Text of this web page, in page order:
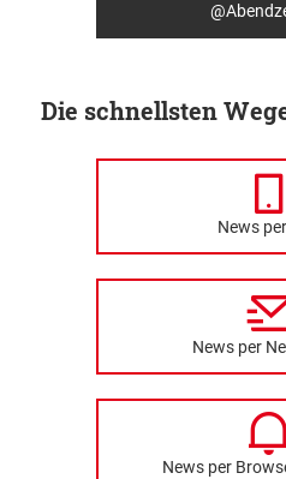
Die schnellsten
News
News per
News per